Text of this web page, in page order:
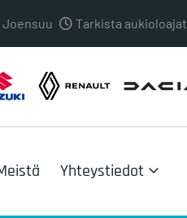
Joensuu Tarkista aukioloajat
Yhteystiedot